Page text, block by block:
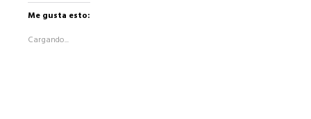
en
Facebook
en
Me gusta esto:
Cargando...